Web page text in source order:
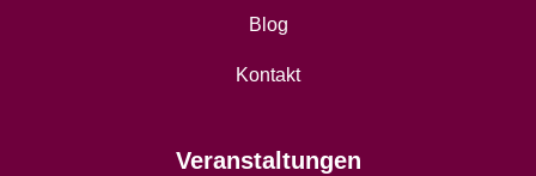
Blog
Kontakt
Veranstaltungen